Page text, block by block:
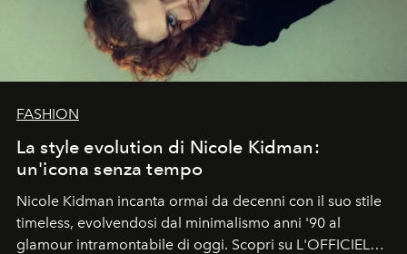
FASHION
La style evolution di Nicole Kidman:
un'icona senza tempo
Nicole Kidman incanta ormai da decenni con il suo stile
timeless, evolvendosi dal minimalismo anni '90 al
glamour intramontabile di oggi. Scopri su L'OFFICIEL